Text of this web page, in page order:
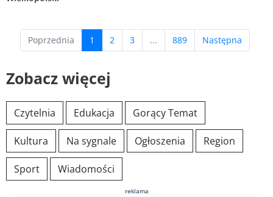
Poprzednia 1 (current)
2 3 ... 889 Następna
Zobacz więcej
Czytelnia Edukacja Gorący Temat
Kultura Na sygnale Ogłoszenia Region
Sport Wiadomości
reklama